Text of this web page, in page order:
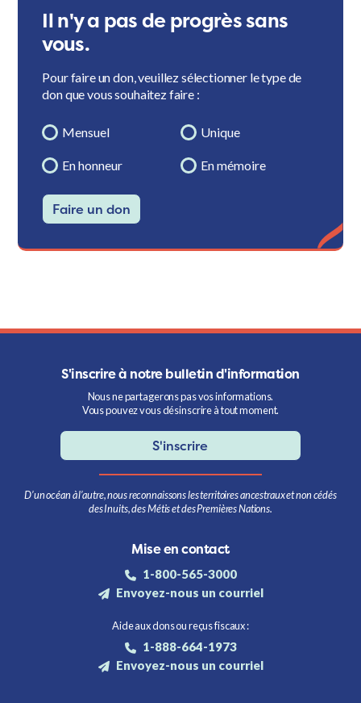
Il n'y a pas de progrès sans
vous.
Pour faire un don, veuillez sélectionner le type de
don que vous souhaitez faire :
Mensuel Unique
En honneur En mémoire
Faire un don
S'inscrire à notre bulletin d'information
Nous ne partagerons pas vos informations.
Vous pouvez vous désinscrire à tout moment.
S'inscrire
D’un océan à l’autre, nous reconnaissons les territoires ancestraux et non cédés
des Inuits, des Métis et des Premières Nations.
Mise en contact
1-800-565-3000
Envoyez-nous un courriel
Aide aux dons ou reçus fiscaux :
1-888-664-1973
Envoyez-nous un courriel